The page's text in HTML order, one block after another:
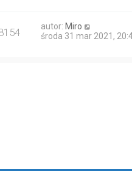
autor: Miro
środa 31 mar 2021,